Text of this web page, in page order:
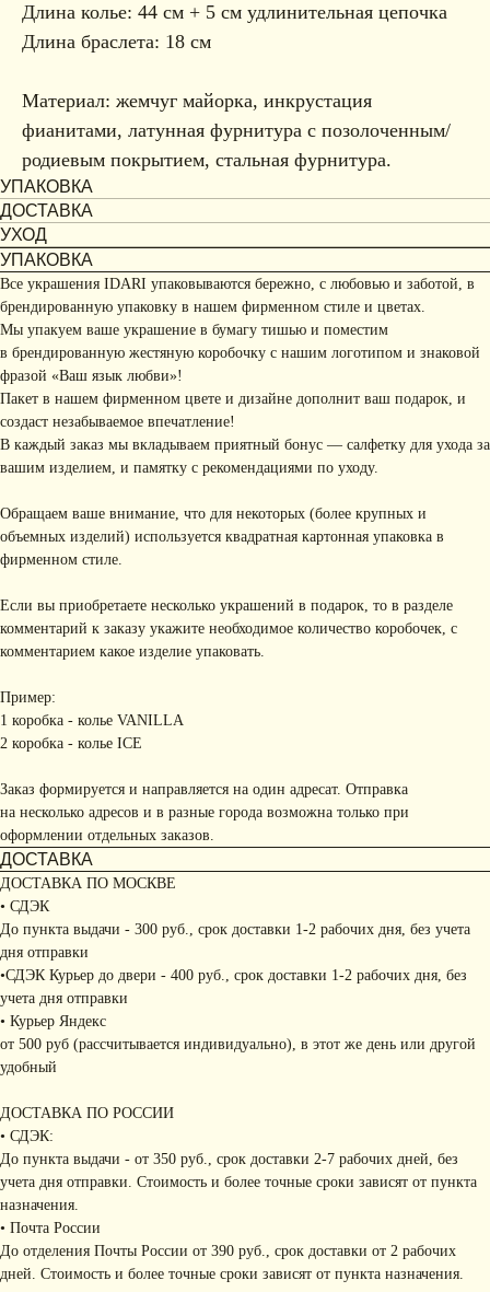
Длина колье: 44 см + 5 см удлинительная цепочка
Длина браслета: 18 см
Материал: жемчуг майорка, инкрустация
фианитами, латунная фурнитура с позолоченным/
родиевым покрытием, стальная фурнитура.
УПАКОВКА
ДОСТАВКА
УХОД
УПАКОВКА
Все украшения IDARI упаковываются бережно, с любовью и заботой, в
брендированную упаковку в нашем фирменном стиле и цветах.
Мы упакуем ваше украшение в бумагу тишью и поместим
в брендированную жестяную коробочку с нашим логотипом и знаковой
фразой «Ваш язык любви»!
Пакет в нашем фирменном цвете и дизайне дополнит ваш подарок, и
создаст незабываемое впечатление!
В каждый заказ мы вкладываем приятный бонус — салфетку для ухода за
вашим изделием, и памятку с рекомендациями по уходу.
Обращаем ваше внимание, что для некоторых (более крупных и
объемных изделий) используется квадратная картонная упаковка в
фирменном стиле.
Если вы приобретаете несколько украшений в подарок, то в разделе
комментарий к заказу укажите необходимое количество коробочек, с
комментарием какое изделие упаковать.
Пример:
1 коробка - колье VANILLA
2 коробка - колье ICE
Заказ формируется и направляется на один адресат. Отправка
на несколько адресов и в разные города возможна только при
оформлении отдельных заказов.
ДОСТАВКА
ДОСТАВКА ПО МОСКВЕ
• СДЭК
До пункта выдачи - 300 руб., срок доставки 1-2 рабочих дня, без учета
дня отправки
•СДЭК Курьер до двери - 400 руб., срок доставки 1-2 рабочих дня, без
учета дня отправки
• Курьер Яндекс
от 500 руб (рассчитывается индивидуально), в этот же день или другой
удобный
ДОСТАВКА ПО РОССИИ
• СДЭК:
До пункта выдачи - от 350 руб., срок доставки 2-7 рабочих дней, без
учета дня отправки. Стоимость и более точные сроки зависят от пункта
назначения.
• Почта России
До отделения Почты России от 390 руб., срок доставки от 2 рабочих
дней. Стоимость и более точные сроки зависят от пункта назначения.